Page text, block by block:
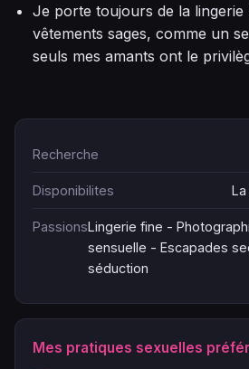
Je porte toujours de la lingerie
vêtements sages, comme un
seuls mes amants ont le
Recherche
Disponibilites
PassionsLingerie fine -
sensuelle - Escapades
séduction
Mes pratiques sexuelles